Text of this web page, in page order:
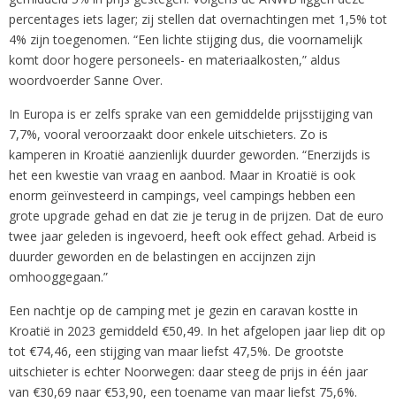
percentages iets lager; zij stellen dat overnachtingen met 1,5% tot
4% zijn toegenomen. “Een lichte stijging dus, die voornamelijk
komt door hogere personeels- en materiaalkosten,” aldus
woordvoerder Sanne Over.
In Europa is er zelfs sprake van een gemiddelde prijsstijging van
7,7%, vooral veroorzaakt door enkele uitschieters. Zo is
kamperen in Kroatië aanzienlijk duurder geworden. “Enerzijds is
het een kwestie van vraag en aanbod. Maar in Kroatië is ook
enorm geïnvesteerd in campings, veel campings hebben een
grote upgrade gehad en dat zie je terug in de prijzen. Dat de euro
twee jaar geleden is ingevoerd, heeft ook effect gehad. Arbeid is
duurder geworden en de belastingen en accijnzen zijn
omhooggegaan.”
Een nachtje op de camping met je gezin en caravan kostte in
Kroatië in 2023 gemiddeld €50,49. In het afgelopen jaar liep dit op
tot €74,46, een stijging van maar liefst 47,5%. De grootste
uitschieter is echter Noorwegen: daar steeg de prijs in één jaar
van €30,69 naar €53,90, een toename van maar liefst 75,6%.